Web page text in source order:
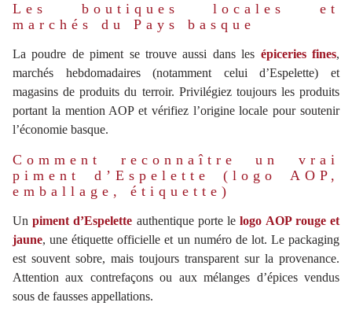
Les boutiques locales et
marchés du Pays basque
La poudre de piment se trouve aussi dans les épiceries fines,
marchés hebdomadaires (notamment celui d’Espelette) et
magasins de produits du terroir. Privilégiez toujours les produits
portant la mention AOP et vérifiez l’origine locale pour soutenir
l’économie basque.
Comment reconnaître un vrai
piment d’Espelette (logo AOP,
emballage, étiquette)
Unpiment d’Espelette authentique porte lelogo AOP rouge et
jaune, une étiquette officielle et un numéro de lot. Le packaging
est souvent sobre, mais toujours transparent sur la provenance.
Attention aux contrefaçons ou aux mélanges d’épices vendus
sous de fausses appellations.